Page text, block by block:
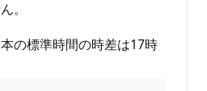
。
の標準時間の時差は17時